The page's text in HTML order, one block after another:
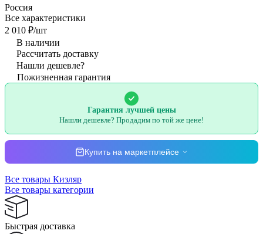
Россия
Все характеристики
2 010 ₽/шт
В наличии
Рассчитать доставку
Нашли дешевле?
Пожизненная гарантия
Гарантия лучшей цены
Нашли дешевле? Продадим по той же цене!
Купить на маркетплейсе
Все товары Кизляр
Все товары категории
Быстрая доставка